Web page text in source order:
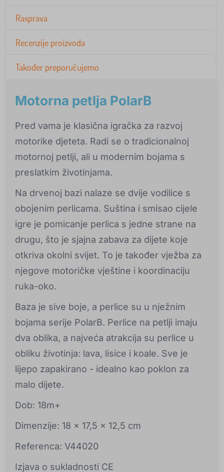
Rasprava
Recenzije proizvoda
Također preporučujemo
Motorna petlja PolarB
Pred vama je klasična igračka za razvoj
motorike djeteta. Radi se o tradicionalnoj
motornoj petlji, ali u modernim bojama s
preslatkim životinjama.
Na drvenoj bazi nalaze se dvije vodilice s
obojenim perlicama. Suština i smisao cijele
igre je pomicanje perlica s jedne strane na
drugu, što je sjajna zabava za dijete koje
otkriva okolni svijet. To je također vježba za
njegove motoričke vještine i koordinaciju
ruka-oko.
Baza je sive boje, a perlice su u nježnim
bojama serije PolarB. Perlice na petlji imaju
dva oblika, a najveća atrakcija su perlice u
obliku životinja: lava, lisice i koale. Sve je
lijepo zapakirano - idealno kao poklon za
malo dijete.
Dob: 18m+
Dimenzije: 18 x 17,5 x 12,5 cm
Referenca: V44020
Izjava o sukladnosti CE